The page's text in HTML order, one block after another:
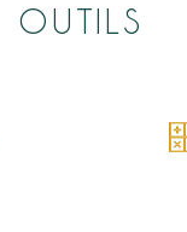
OUTILS